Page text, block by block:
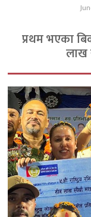
प्रथम भएका
लाख